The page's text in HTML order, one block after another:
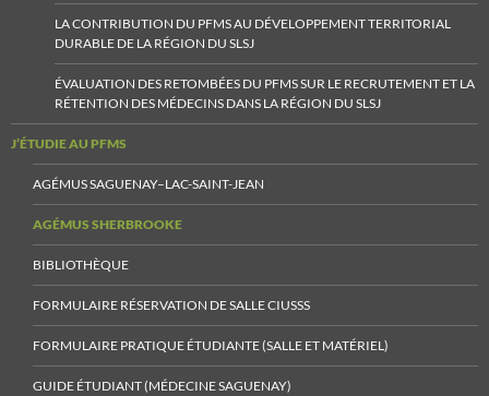
LA CONTRIBUTION DU PFMS AU DÉVELOPPEMENT TERRITORIAL
DURABLE DE LA RÉGION DU SLSJ
ÉVALUATION DES RETOMBÉES DU PFMS SUR LE RECRUTEMENT ET LA
RÉTENTION DES MÉDECINS DANS LA RÉGION DU SLSJ
J’ÉTUDIE AU PFMS
AGÉMUS SAGUENAY–LAC-SAINT-JEAN
AGÉMUS SHERBROOKE
BIBLIOTHÈQUE
FORMULAIRE RÉSERVATION DE SALLE CIUSSS
FORMULAIRE PRATIQUE ÉTUDIANTE (SALLE ET MATÉRIEL)
GUIDE ÉTUDIANT (MÉDECINE SAGUENAY)